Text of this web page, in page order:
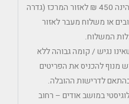
עלות משלוח פריט ריהוט בודד הינה 450 ₪ לאזור המרכז (גדרה
או משלוח מעבר לאזור
המשלוח.
נגיש / קומה גבוהה ללא
להכניס את הפריטים
לדרישות ההובלה.
במושב אודים – רחוב